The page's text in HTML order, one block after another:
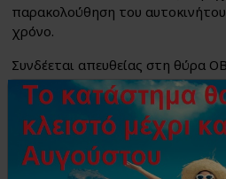
παρακολούθηση του
χρόνο.
Συνδέεται απευθείας στη θύρα
χωρίς πολύπλοκη εγκατάσταση,
πληροφορίες για θέση,
οχήματος μέσω εφαρμογής στο
Το συμπαγές μαύρο design